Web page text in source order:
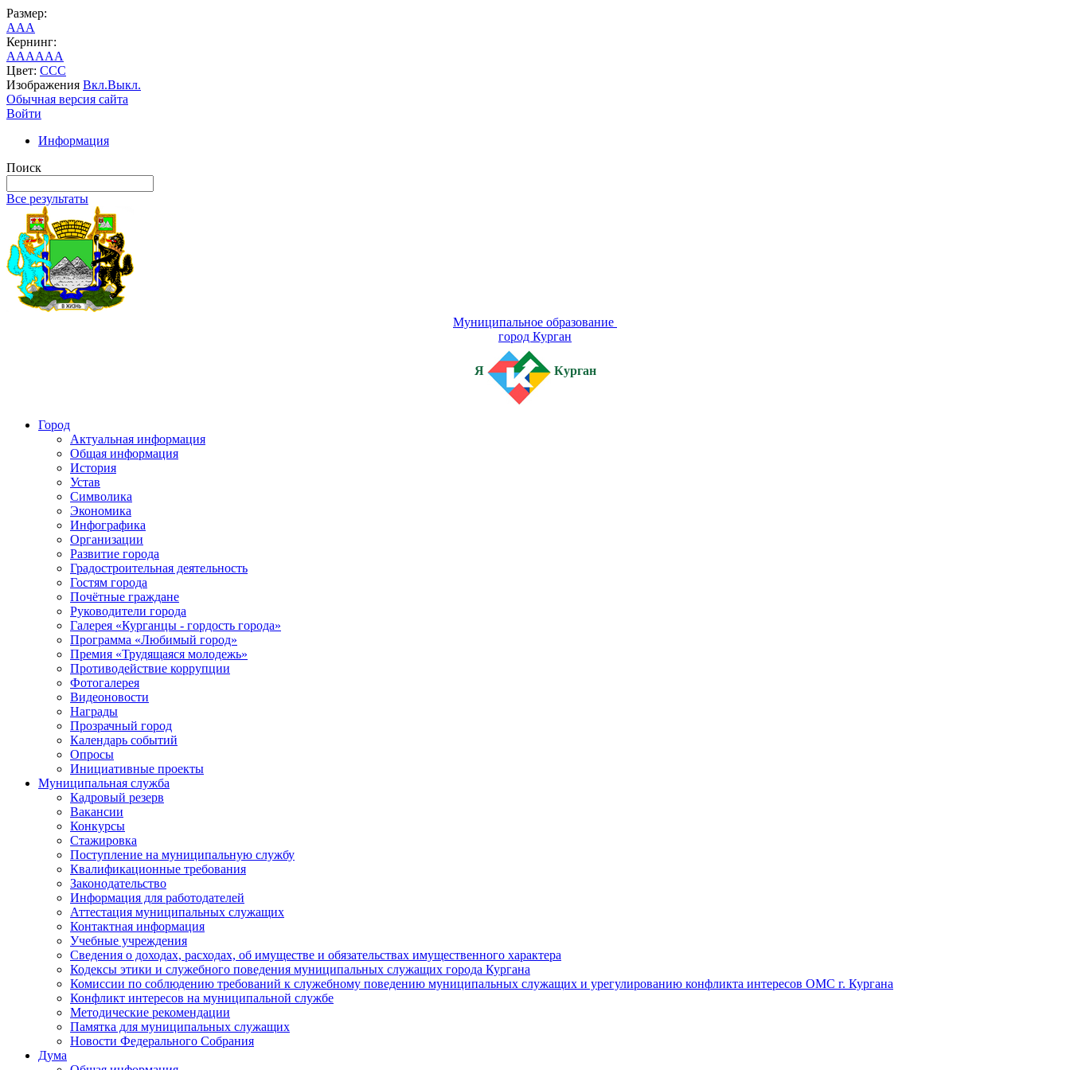
Размер:
AAA
Кернинг:
AAAAAA
Цвет: CCC
Изображения Вкл.Выкл.
Обычная версия сайта
Войти
Информация
Поиск
Все результаты
Муниципальное образование
город Курган
Я Курган
Город
Актуальная информация
Общая информация
История
Устав
Символика
Экономика
Инфографика
Организации
Развитие города
Градостроительная деятельность
Гостям города
Почётные граждане
Руководители города
Галерея «Курганцы - гордость города»
Программа «Любимый город»
Премия «Трудящаяся молодежь»
Противодействие коррупции
Фотогалерея
Видеоновости
Награды
Прозрачный город
Календарь событий
Опросы
Инициативные проекты
Муниципальная служба
Кадровый резерв
Вакансии
Конкурсы
Стажировка
Поступление на муниципальную службу
Квалификационные требования
Законодательство
Информация для работодателей
Аттестация муниципальных служащих
Контактная информация
Учебные учреждения
Сведения о доходах, расходах, об имуществе и обязательствах имущественного характера
Кодексы этики и служебного поведения муниципальных служащих города Кургана
Комиссии по соблюдению требований к служебному поведению муниципальных служащих и урегулированию конфликта интересов ОМС г. Кургана
Конфликт интересов на муниципальной службе
Методические рекомендации
Памятка для муниципальных служащих
Новости Федерального Cобрания
Дума